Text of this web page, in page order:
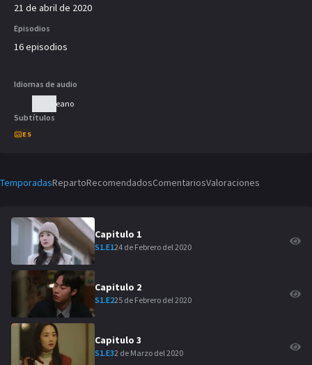
21 de abril de 2020
Episodios
16 episodios
Idiomas de audio
Coreano
Subtítulos
ES
TemporadasRepartoRecomendadosComentariosValoraciones
Capitulo 1
S1.E124 de Febrero del 2020
Capitulo 2
S1.E225 de Febrero del 2020
Capitulo 3
S1.E32 de Marzo del 2020